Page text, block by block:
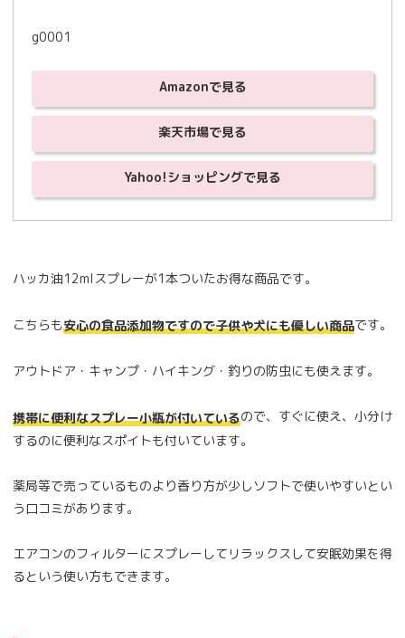
g0001
Amazonで見る
楽天市場で見る
Yahoo!ショッピングで見る
ハッカ油12mlスプレーが1本ついたお得な商品です。
こちらも安心の食品添加物ですので子供や犬にも優しい商品です。
アウトドア・キャンプ・ハイキング・釣りの防虫にも使えます。
携帯に便利なスプレー小瓶が付いているので、すぐに使え、小分け
するのに便利なスポイトも付いています。
薬局等で売っているものより香り方が少しソフトで使いやすいとい
う口コミがあります。
エアコンのフィルターにスプレーしてリラックスして安眠効果を得
るという使い方もできます。